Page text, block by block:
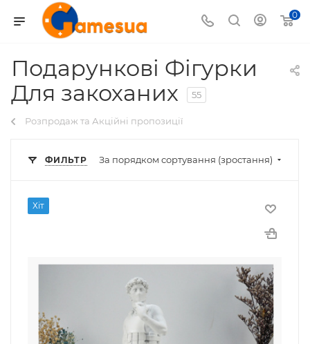
0
Подарункові Фігурки
Для закоханих
55
Розпродаж та Акційні пропозиції
ФИЛЬТР За порядком сортування (зростання)
Хіт